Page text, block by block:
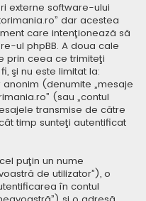
externe software-ului
dar acestea
care intenţionează să
ul phpBB. A doua cale
prin ceea ce trimiteţi
şi nu este limitat la:
(denumite „mesaje
(sau „contul
transmise de către
timp sunteţi autentificat
puţin un nume
de utilizator”), o
în contul